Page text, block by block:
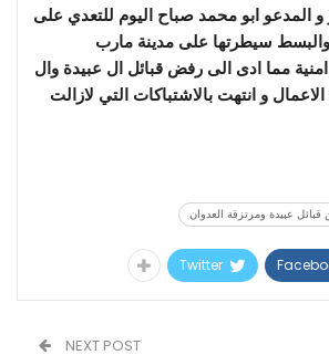
و المدعو ابو محمد صباح اليوم للتعدي على
والبسط سيطرتها على مدينة مارب
مما ادى الى رفض قبائل ال عبيدة وال
و انتهت بالاشتباكات التي لازالت
عبيدة ومرتزقة العدوان
Twitter
NEXT POST